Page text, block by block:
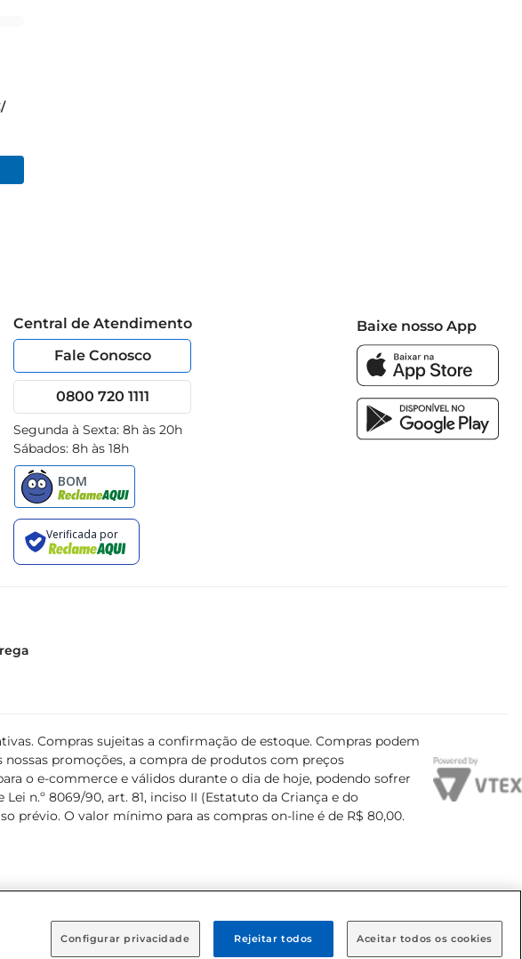
Central de Atendimento
Fale Conosco
0800 720 1111
Segunda à Sexta: 8h às 20h
Sábados: 8h às 18h
Baixe nosso App
Compras sujeitas a confirmação de estoque. Compras podem
promoções, a compra de produtos com preços
o e-commerce e válidos durante o dia de hoje, podendo sofrer
n.º 8069/90, art. 81, inciso II (Estatuto da Criança e do
prévio. O valor mínimo para as compras on-line é de R$ 80,00.
Configurar privacidade Rejeitar todos Aceitar todos os cookies